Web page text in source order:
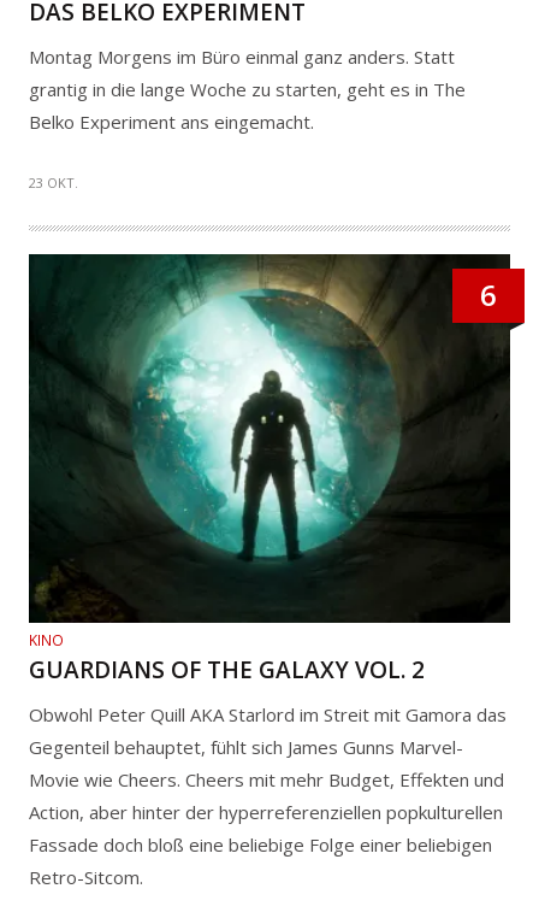
DAS BELKO EXPERIMENT
Montag Morgens im Büro einmal ganz anders. Statt
grantig in die lange Woche zu starten, geht es in The
Belko Experiment ans eingemacht.
23 OKT.
6
KINO
GUARDIANS OF THE GALAXY VOL. 2
Obwohl Peter Quill AKA Starlord im Streit mit Gamora das
Gegenteil behauptet, fühlt sich James Gunns Marvel-
Movie wie Cheers. Cheers mit mehr Budget, Effekten und
Action, aber hinter der hyperreferenziellen popkulturellen
Fassade doch bloß eine beliebige Folge einer beliebigen
Retro-Sitcom.